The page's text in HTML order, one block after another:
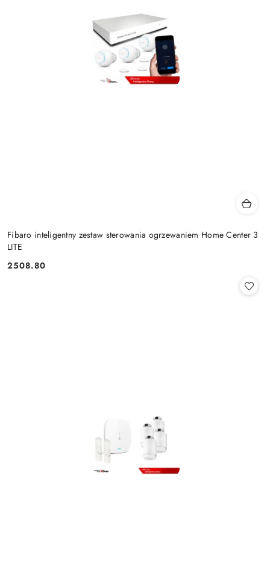
Fibaro inteligentny zestaw sterowania ogrzewaniem Home Center 3
LITE
Cena:
2508.80